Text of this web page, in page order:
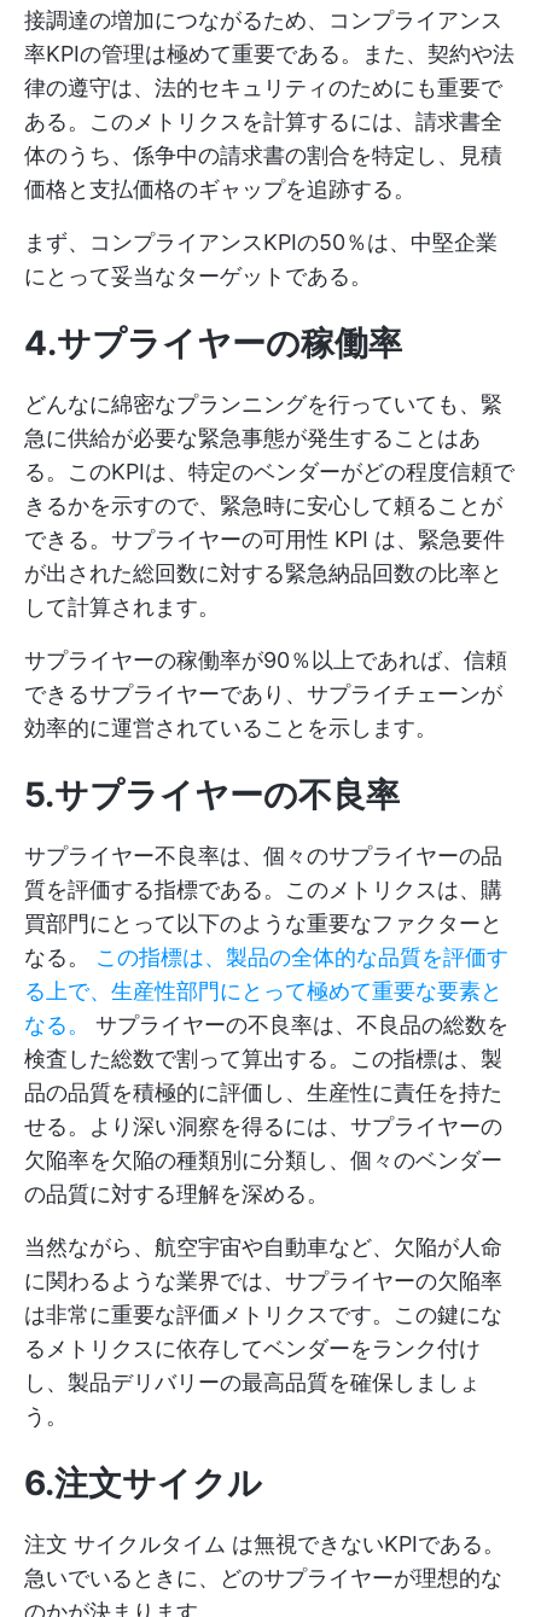
接調達の増加につながるため、コンプライアンス
率KPIの管理は極めて重要である。また、契約や法
律の遵守は、法的セキュリティのためにも重要で
ある。このメトリクスを計算するには、請求書全
体のうち、係争中の請求書の割合を特定し、見積
価格と支払価格のギャップを追跡する。
まず、コンプライアンスKPIの50％は、中堅企業
にとって妥当なターゲットである。
4.サプライヤーの稼働率
どんなに綿密なプランニングを行っていても、緊
急に供給が必要な緊急事態が発生することはあ
る。このKPIは、特定のベンダーがどの程度信頼で
きるかを示すので、緊急時に安心して頼ることが
できる。サプライヤーの可用性 KPI は、緊急要件
が出された総回数に対する緊急納品回数の比率と
して計算されます。
サプライヤーの稼働率が90％以上であれば、信頼
できるサプライヤーであり、サプライチェーンが
効率的に運営されていることを示します。
5.サプライヤーの不良率
サプライヤー不良率は、個々のサプライヤーの品
質を評価する指標である。このメトリクスは、購
買部門にとって以下のような重要なファクターと
なる。 この指標は、製品の全体的な品質を評価す
る上で、生産性部門にとって極めて重要な要素と
なる。 サプライヤーの不良率は、不良品の総数を
検査した総数で割って算出する。この指標は、製
品の品質を積極的に評価し、生産性に責任を持た
せる。より深い洞察を得るには、サプライヤーの
欠陥率を欠陥の種類別に分類し、個々のベンダー
の品質に対する理解を深める。
当然ながら、航空宇宙や自動車など、欠陥が人命
に関わるような業界では、サプライヤーの欠陥率
は非常に重要な評価メトリクスです。この鍵にな
るメトリクスに依存してベンダーをランク付け
し、製品デリバリーの最高品質を確保しましょ
う。
6.注文サイクル
注文 サイクルタイム は無視できないKPIである。
急いでいるときに、どのサプライヤーが理想的な
のかが決まります。